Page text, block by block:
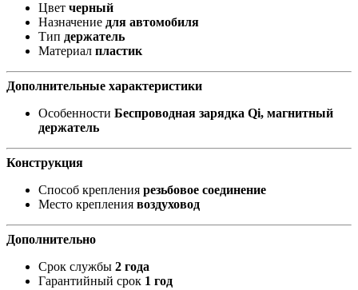
Цвет черный
Назначение для автомобиля
Тип держатель
Материал пластик
Дополнительные характеристики
Особенности Беспроводная зарядка Qi, магнитный
держатель
Конструкция
Способ крепления резьбовое соединение
Место крепления воздуховод
Дополнительно
Срок службы 2 года
Гарантийный срок 1 год